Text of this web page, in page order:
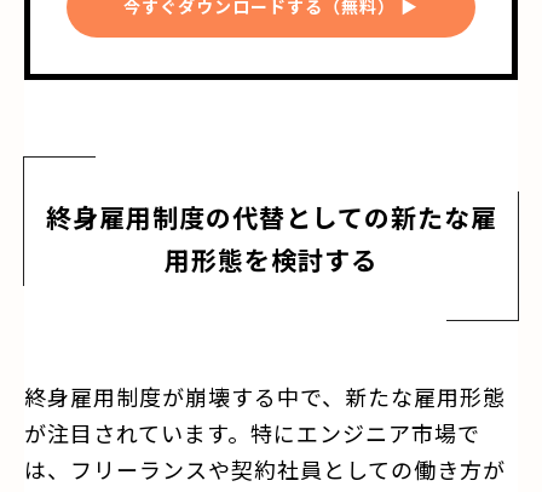
今すぐダウンロードする（無料） ▶
終身雇用制度の代替としての新たな雇
用形態を検討する
終身雇用制度が崩壊する中で、新たな雇用形態
が注目されています。特にエンジニア市場で
は、フリーランスや契約社員としての働き方が